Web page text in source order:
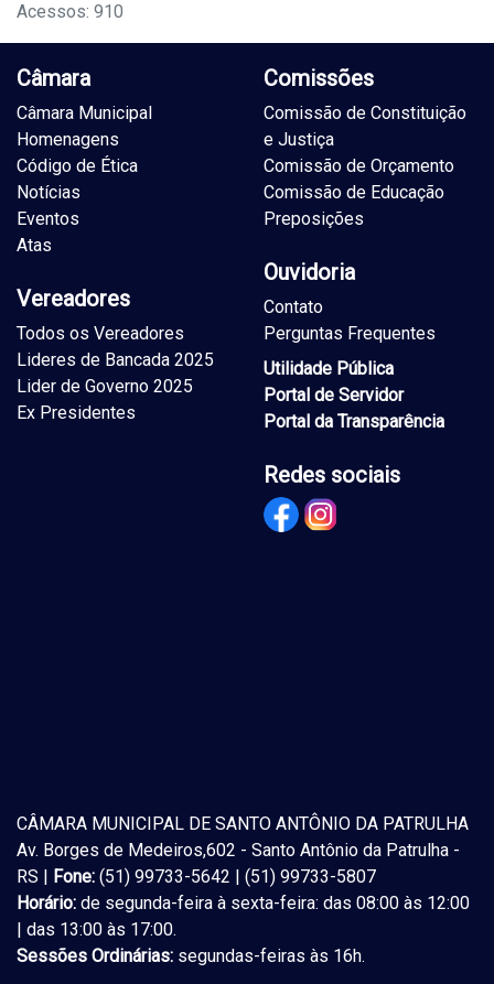
Acessos: 910
Câmara
Câmara Municipal
Homenagens
Código de Ética
Notícias
Eventos
Atas
Vereadores
Todos os Vereadores
Lideres de Bancada 2025
Lider de Governo 2025
Ex Presidentes
Comissões
Comissão de Constituição
e Justiça
Comissão de Orçamento
Comissão de Educação
Preposições
Ouvidoria
Contato
Perguntas Frequentes
Utilidade Pública
Portal de Servidor
Portal da Transparência
Redes sociais
CÂMARA MUNICIPAL DE SANTO ANTÔNIO DA PATRULHA
Av. Borges de Medeiros,602 - Santo Antônio da Patrulha -
RS |
Fone: (51) 99733-5642 | (51) 99733-5807
Horário: de segunda-feira à sexta-feira: das 08:00 às 12:00
| das 13:00 às 17:00.
Sessões Ordinárias: segundas-feiras às 16h.